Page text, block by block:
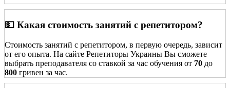
💵 Какая стоимость занятий с репетитором?
Стоимость занятий с репетитором, в первую очередь, зависит
от его опыта. На сайте Репетиторы Украины Вы сможете
выбрать преподавателя со ставкой за час обучения от 70 до
800 гривен за час.